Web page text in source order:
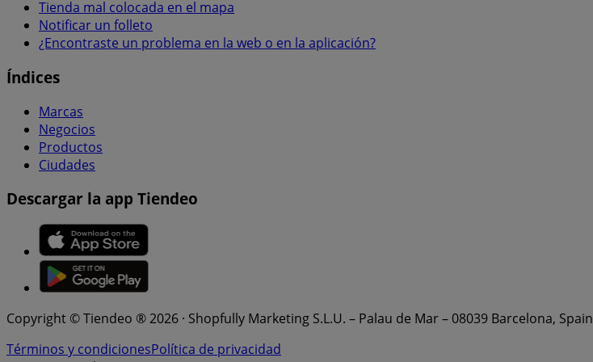
Tienda mal colocada en el mapa
Notificar un folleto
¿Encontraste un problema en la web o en la aplicación?
Índices
Marcas
Negocios
Productos
Ciudades
Descargar la app Tiendeo
Copyright © Tiendeo ® 2026 · Shopfully Marketing S.L.U. – Palau de Mar – 08039 Barcelona, Spain
Términos y condicionesPolítica de privacidad